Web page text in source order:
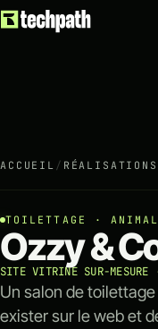
ACCUEIL / RÉALISATIONS
TOILETTAGE · ANIMAL
Ozzy &
SITE VITRINE SUR-
Un salon de
exister sur le web et